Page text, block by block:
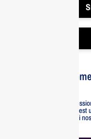
Votre
Pour un usage
officiellement distribué
Voici pourquoi